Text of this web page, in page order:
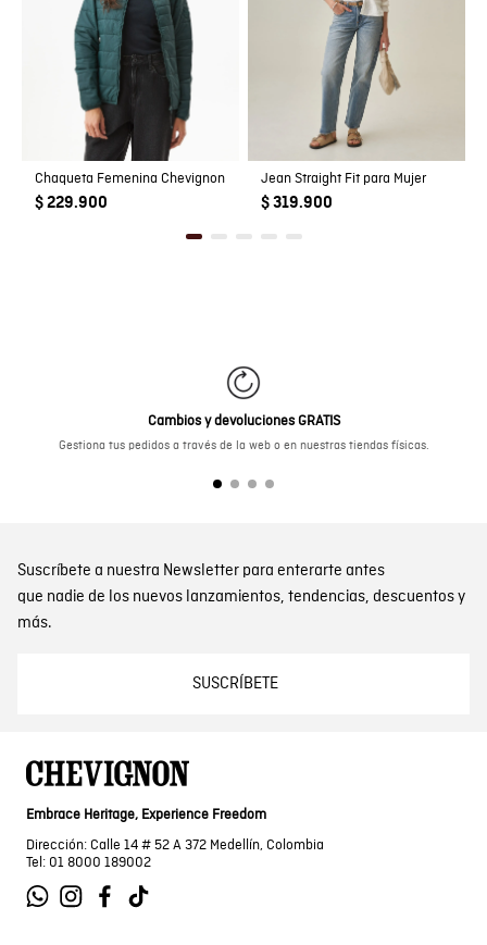
Chaqueta Femenina Chevignon
$ 229.900
Jean Straight Fit para Mujer
$ 319.900
Cambios y devoluciones GRATIS
Gestiona tus pedidos a través de la web o en nuestras tiendas físicas.
Suscríbete a nuestra Newsletter para enterarte antes
que nadie de los nuevos lanzamientos, tendencias, descuentos y
más.
SUSCRÍBETE
Embrace Heritage, Experience Freedom
Dirección: Calle 14 # 52 A 372 Medellín, Colombia
Tel: 01 8000 189002